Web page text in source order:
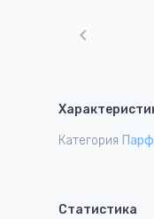
8
Категория
Статистика